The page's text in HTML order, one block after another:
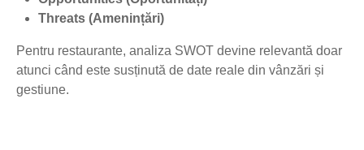
Threats (Amenințări)
Pentru restaurante, analiza SWOT devine relevantă doar
atunci când este susținută de date reale din vânzări și
gestiune.